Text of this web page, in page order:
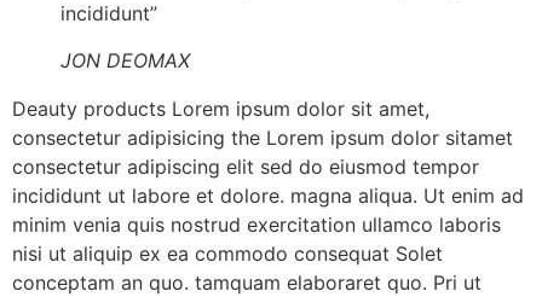
incididunt”
JON DEOMAX
Deauty products Lorem ipsum dolor sit amet,
consectetur adipisicing the Lorem ipsum dolor sitamet
consectetur adipiscing elit sed do eiusmod tempor
incididunt ut labore et dolore. magna aliqua. Ut enim ad
minim venia quis nostrud exercitation ullamco laboris
nisi ut aliquip ex ea commodo consequat Solet
conceptam an quo. tamquam elaboraret quo. Pri ut